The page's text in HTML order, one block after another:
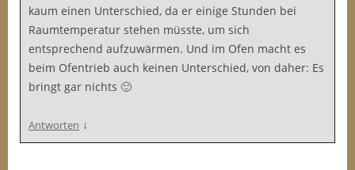
kaum einen Unterschied, da er einige Stunden bei
Raumtemperatur stehen müsste, um sich
entsprechend aufzuwärmen. Und im Ofen macht es
beim Ofentrieb auch keinen Unterschied, von daher: Es
bringt gar nichts 🙂
Antworten ↓